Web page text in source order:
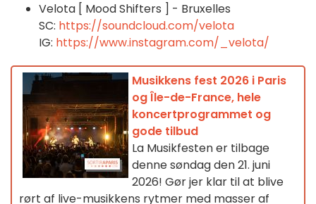
Velota [ Mood Shifters ] - Bruxelles
SC: https://soundcloud.com/velota
IG: https://www.instagram.com/_velota/
Musikkens fest 2026 i Paris
og Île-de-France, hele
koncertprogrammet og
gode tilbud
La Musikfesten er tilbage
denne søndag den 21. juni
2026! Gør jer klar til at blive
rørt af live-musikkens rytmer med masser af